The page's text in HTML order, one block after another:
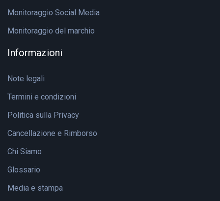
Monitoraggio Social Media
Monitoraggio del marchio
Informazioni
Note legali
Termini e condizioni
Politica sulla Privacy
Cancellazione e Rimborso
Chi Siamo
Glossario
Media e stampa